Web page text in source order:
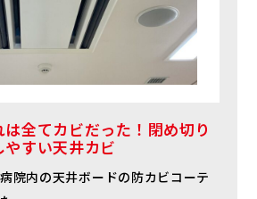
全てカビだった！閉め切り
すい天井カビ
院内の天井ボードの防カビコーテ